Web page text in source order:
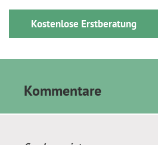
Kostenlose Erstberatung
Kommentare